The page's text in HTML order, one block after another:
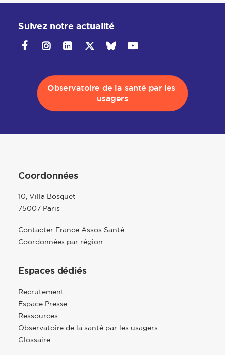
Suivez notre actualité
Observatoire de la santé par les
usagers
Coordonnées
10, Villa Bosquet
75007 Paris
Contacter France Assos Santé
Coordonnées par région
Espaces dédiés
Recrutement
Espace Presse
Ressources
Observatoire de la santé par les usagers
Glossaire